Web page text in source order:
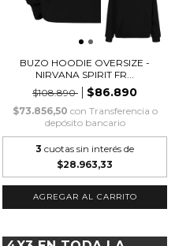
BUZO HOODIE OVERSIZE -
NIRVANA SPIRIT FR...
$108.890
$86.890
$73.856,50 con Transferencia o
depósito bancario
3 cuotas sin interés de
$28.963,33
AGREGAR AL CARRITO